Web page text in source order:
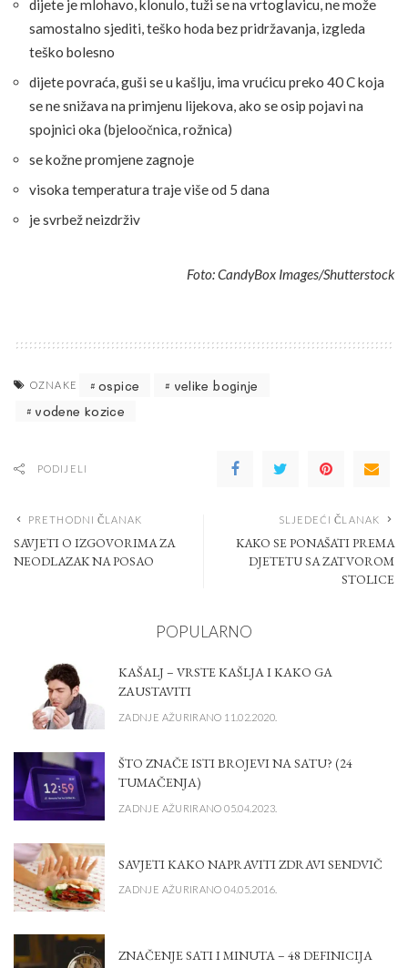
dijete je mlohavo, klonulo, tuži se na vrtoglavicu, ne može
samostalno sjediti, teško hoda bez pridržavanja, izgleda
teško bolesno
dijete povraća, guši se u kašlju, ima vrućicu preko 40 C koja
se ne snižava na primjenu lijekova, ako se osip pojavi na
spojnici oka (bjeloočnica, rožnica)
se kožne promjene zagnoje
visoka temperatura traje više od 5 dana
je svrbež neizdrživ
Foto: CandyBox Images/Shutterstock
OZNAKE ospice
velike boginje
vodene kozice
PODIJELI
PRETHODNI ČLANAK
SAVJETI O IZGOVORIMA ZA
NEODLAZAK NA POSAO
SLJEDEĆI ČLANAK
KAKO SE PONAŠATI PREMA
DJETETU SA ZATVOROM
STOLICE
POPULARNO
KAŠALJ – VRSTE KAŠLJA I KAKO GA
ZAUSTAVITI
ZADNJE AŽURIRANO 11.02.2020.
ŠTO ZNAČE ISTI BROJEVI NA SATU? (24
TUMAČENJA)
ZADNJE AŽURIRANO 05.04.2023.
SAVJETI KAKO NAPRAVITI ZDRAVI SENDVIČ
ZADNJE AŽURIRANO 04.05.2016.
ZNAČENJE SATI I MINUTA – 48 DEFINICIJA